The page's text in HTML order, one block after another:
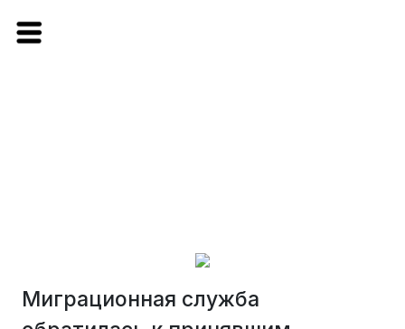
Миграционная служба